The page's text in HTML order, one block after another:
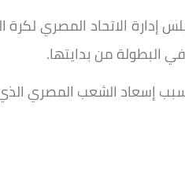
الاتحاد المصري لكرة
البطولة من بدايتها.
إسعاد الشعب المصري